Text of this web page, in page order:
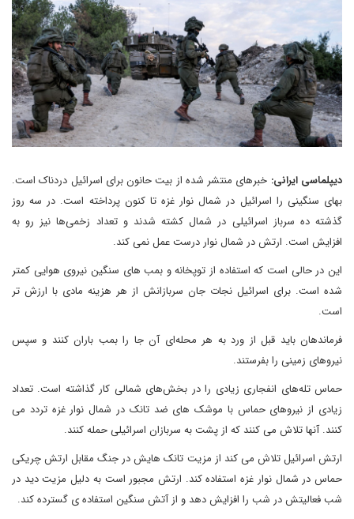
دیپلماسی ایرانی: خبرهای منتشر شده از بیت حانون برای اسرائیل دردناک است.
بهای سنگینی را اسرائیل در شمال نوار غزه تا کنون پرداخته است. در سه روز
گذشته ده سرباز اسرائیلی در شمال کشته شدند و تعداد زخمی‌ها نیز رو به
افزایش است. ارتش در شمال نوار درست عمل نمی کند.
این در حالی است که استفاده از توپخانه و بمب های سنگین نیروی هوایی کمتر
شده است. برای اسرائیل نجات جان سربازانش از هر هزینه مادی با ارزش تر
است.
فرماندهان باید قبل از ورد به هر محله‌ای آن جا را بمب باران کنند و سپس
نیروهای زمینی را بفرستند.
حماس تله‌های انفجاری زیادی را در بخش‌‌های شمالی کار گذاشته است. تعداد
زیادی از نیروهای حماس با موشک های ضد تانک در شمال نوار غزه تردد می
کنند. آنها تلاش می کنند که از پشت به سربازان اسرائیلی حمله کنند.
ارتش اسرائیل تلاش می کند از مزیت تانک هایش در جنگ مقابل ارتش چریکی
حماس در شمال نوار غزه استفاده کند. ارتش مجبور است به دلیل مزیت دید در
شب فعالیتش در شب را افزایش دهد و از آتش سنگین استفاده ی گسترده کند.